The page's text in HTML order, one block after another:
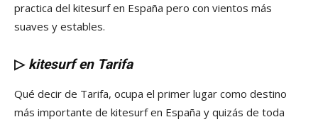
practica del kitesurf en España pero con vientos más
suaves y estables.
▷ kitesurf en Tarifa
Qué decir de Tarifa, ocupa el primer lugar como destino
más importante de kitesurf en España y quizás de toda